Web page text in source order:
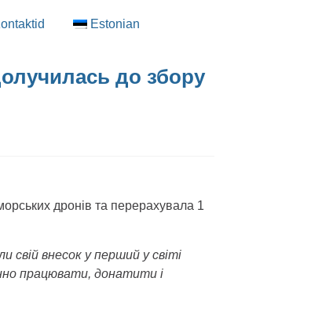
Estonian
до збору
дронів та перерахувала 1
внесок у перший у світі
працювати, донатити і